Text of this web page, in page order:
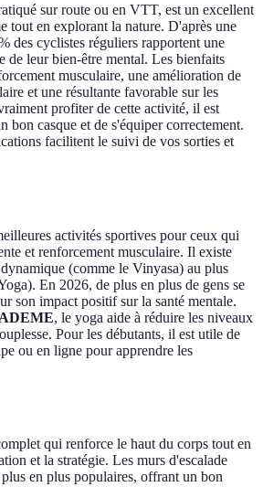
sur route ou en VTT, est un excellent
tout en explorant la nature. D'après une
des cyclistes réguliers rapportent une
de leur bien-être mental. Les bienfaits
musculaire, une amélioration de
et une résultante favorable sur les
profiter de cette activité, il est
bon casque et de s'équiper correctement.
facilitent le suivi de vos sorties et
activités sportives pour ceux qui
et renforcement musculaire. Il existe
(comme le Vinyasa) au plus
En 2026, de plus en plus de gens se
son impact positif sur la santé mentale.
, le yoga aide à réduire les niveaux
Pour les débutants, il est utile de
ou en ligne pour apprendre les
qui renforce le haut du corps tout en
et la stratégie. Les murs d'escalade
en plus populaires, offrant un bon